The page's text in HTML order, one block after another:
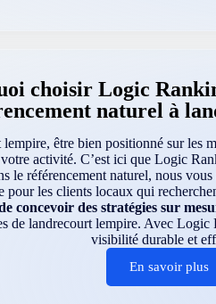
choisir Logic
naturel à
être bien positionné sur les
activité. C’est ici que Logic
le référencement naturel, nous
pour les clients locaux qui
concevoir des stratégies sur
de landrecourt lempire. Avec
visibilité durable et
En savoir plus